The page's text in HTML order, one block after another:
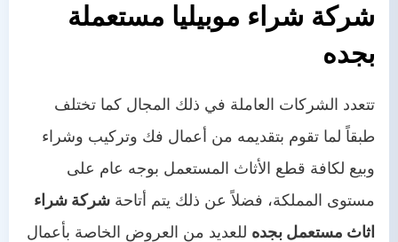
شركة شراء موبيليا مستعملة
بجده
تتعدد الشركات العاملة في ذلك المجال كما تختلف
طبقاً لما تقوم بتقديمه من أعمال فك وتركيب وشراء
وبيع لكافة قطع الأثاث المستعمل بوجه عام على
مستوى المملكة، فضلاً عن ذلك يتم أتاحة شركة شراء
اثاث مستعمل بجده للعديد من العروض الخاصة بأعمال